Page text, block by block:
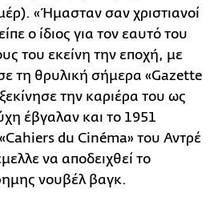
«Ήμασταν σαν χριστιανοί
ο ίδιος για τον εαυτό του
του εκείνη την εποχή, με
τη θρυλική σήμερα «Gazette
την καριέρα του ως
έβγαλαν και το 1951
du Cinéma» του Αντρέ
να αποδειχθεί το
νουβέλ βαγκ.